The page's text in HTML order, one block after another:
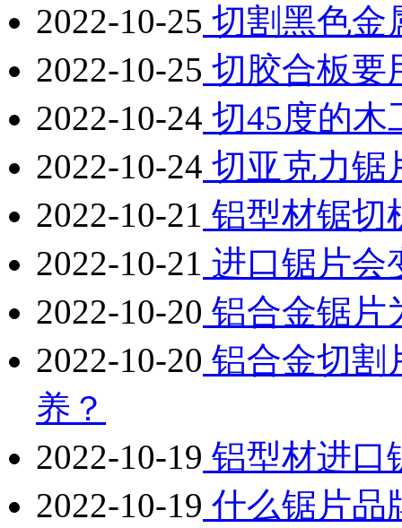
2022-10-25 切割黑色金
2022-10-25 切胶合板要
2022-10-24 切45度的木
2022-10-24 切亚克力锯
2022-10-21 铝型材锯切
2022-10-21 进口锯片会
2022-10-20 铝合金锯片
2022-10-20 铝合金切割
养？
2022-10-19 铝型材进口
2022-10-19 什么锯片品